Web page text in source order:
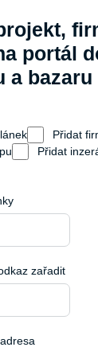
portál
a bazaru
Přidat
Přidat
zařadit